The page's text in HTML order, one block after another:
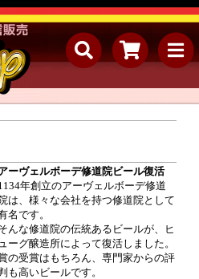
ーヴェルボーデ修道院ビール復活
年創立のアーヴェルボーデ修道
は、様々な会社を持つ修道院として
名です。
んな修道院の伝統あるビールが、ヒ
ーグ醸造所によって復活しました。
の受賞はもちろん、専門家からの評
も高いビールです。